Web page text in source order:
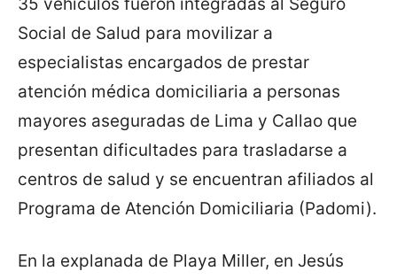
Social de Salud para movilizar a
especialistas encargados de prestar
atención médica domiciliaria a personas
mayores aseguradas de Lima y Callao que
presentan dificultades para trasladarse a
centros de salud y se encuentran afiliados al
Programa de Atención Domiciliaria (Padomi).
En la explanada de Playa Miller, en Jesús